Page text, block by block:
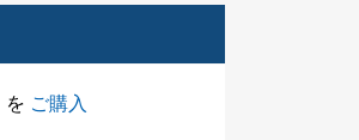
を ご購入